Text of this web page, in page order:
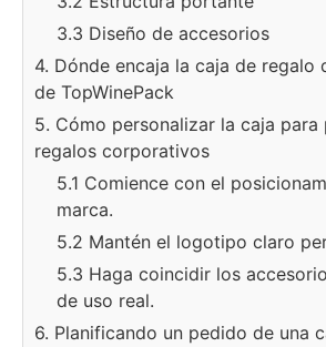
3.3 Diseño de accesorios
4. Dónde encaja la caja de regalo
de TopWinePack
5. Cómo personalizar la caja
regalos corporativos
5.1 Comience con el
marca.
5.2 Mantén el logotipo claro
5.3 Haga coincidir los
de uso real.
6. Planificando un pedido de una